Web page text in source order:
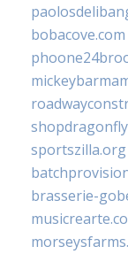
bobacove.com
sportszilla.org
brasserie-